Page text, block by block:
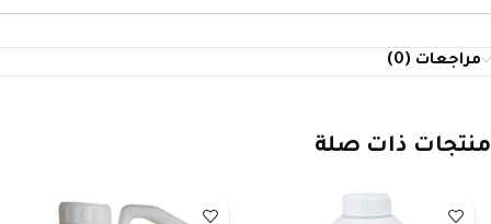
مراجعات (0)
منتجات ذات صلة